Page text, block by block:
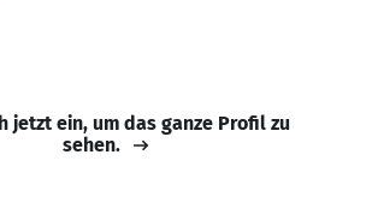
jetzt ein, um das ganze Profil zu
sehen.